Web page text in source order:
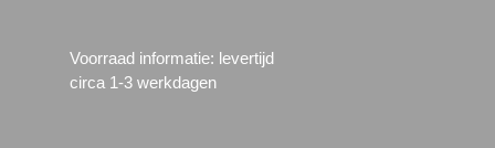
Voorraad informatie: levertijd
circa 1-3 werkdagen